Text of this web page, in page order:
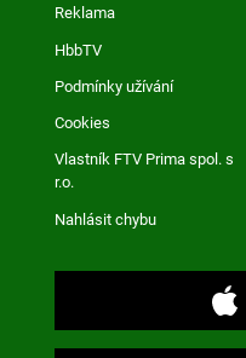
Reklama
HbbTV
Podmínky užívání
Cookies
Vlastník FTV Prima spol. s
r.o.
Nahlásit chybu